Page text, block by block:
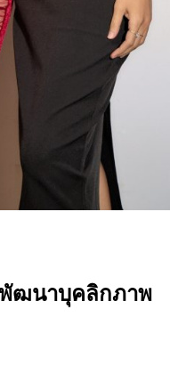
ฒนาบุคลิกภาพ